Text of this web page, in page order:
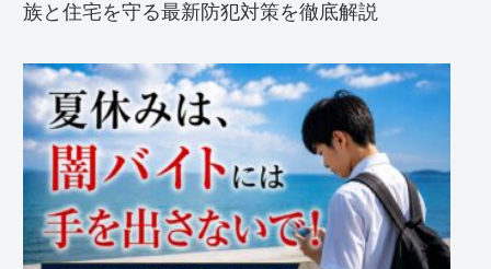
族と住宅を守る最新防犯対策を徹底解説